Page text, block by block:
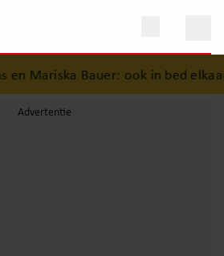
Mariska Bauer: ook in bed